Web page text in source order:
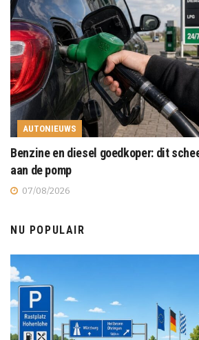
AUTONIEUWS
Benzine en diesel goedkoper: dit
aan de pomp
07/08/2026
NU POPULAIR